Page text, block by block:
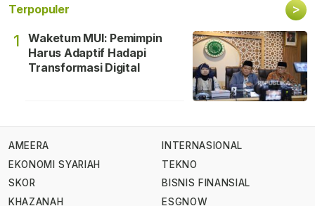
Terpopuler >
1
Waketum MUI: Pemimpin
Harus Adaptif Hadapi
Transformasi Digital
AMEERA
EKONOMI SYARIAH
SKOR
KHAZANAH
INTERNASIONAL
TEKNO
BISNIS FINANSIAL
ESGNOW